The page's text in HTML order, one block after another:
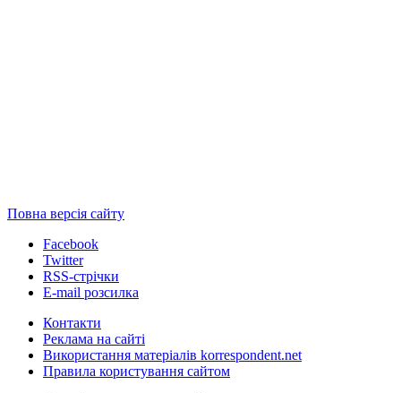
Повна версія сайту
Facebook
Twitter
RSS-стрічки
E-mail розсилка
Контакти
Реклама на сайті
Використання матеріалів korrespondent.net
Правила користування сайтом